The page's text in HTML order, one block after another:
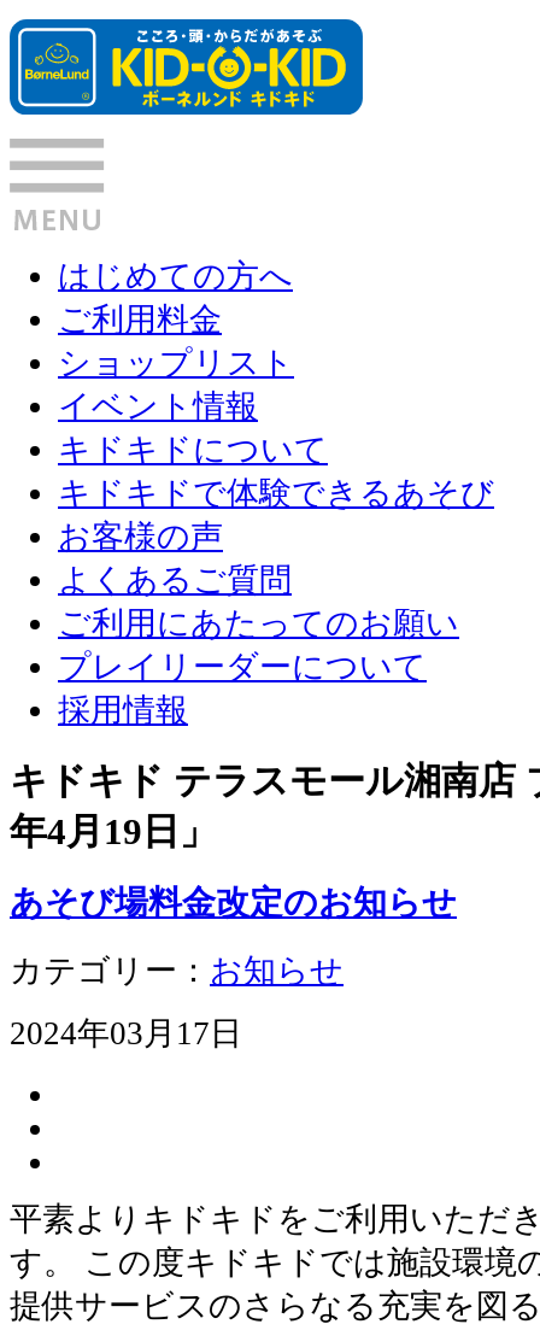
はじめての方へ
ご利用料金
ショップリスト
イベント情報
キドキドについて
キドキドで体験できるあそび
お客様の声
よくあるご質問
ご利用にあたってのお願い
プレイリーダーについて
採用情報
キドキド テラスモール湘南
年4月19日 」
あそび場料金改定のお知らせ
カテゴリー： お知らせ
2024年03月17日
平素よりキドキドをご利用いただ
す。 この度キドキドでは施設環境
提供サービスのさらなる充実を図